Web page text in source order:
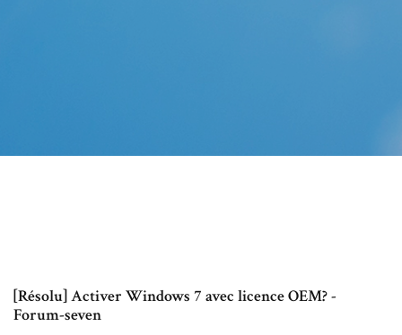
[Résolu] Activer Windows 7 avec licence OEM? -
Forum-seven